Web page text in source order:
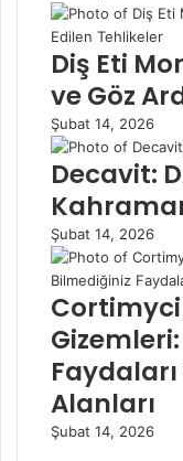
Diş Eti
ve Göz
Şubat 14, 2026
Decavit:
Şubat 14, 2026
Alanları
Şubat 14, 2026